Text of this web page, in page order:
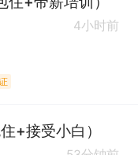
4小时前
+接受小白）